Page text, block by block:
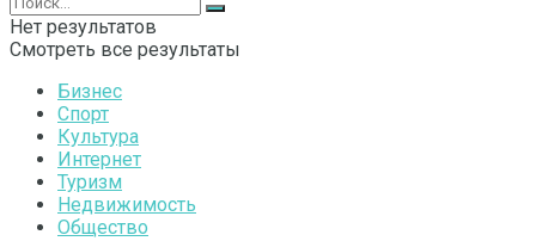
Нет результатов
Смотреть все результаты
Бизнес
Спорт
Культура
Интернет
Туризм
Недвижимость
Общество